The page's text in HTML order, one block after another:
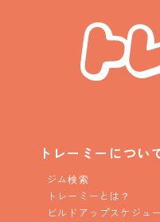
トレーミーについ
ジム検索
トレーミーとは？
ビルドアップスケジュ